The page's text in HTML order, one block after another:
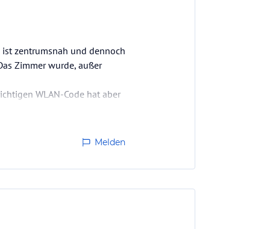
zentrumsnah und dennoch
Zimmer wurde, außer
WLAN-Code hat aber
Melden